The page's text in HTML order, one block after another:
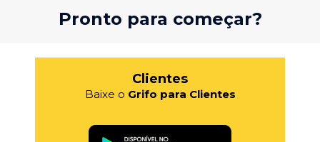
Pronto para começar?
Clientes
Baixe o Grifo para Clientes